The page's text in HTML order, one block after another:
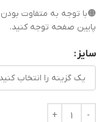
🟠با توجه به متفاوت
پایین صفحه توجه کنید.
سایز